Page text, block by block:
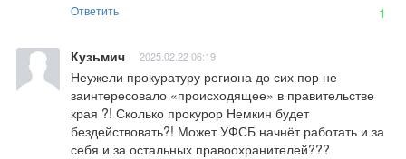
Ответить 1
Кузьмич 2025.02.22 06:19
Неужели прокуратуру региона до сих пор не
заинтересовало «происходящее» в правительстве
края ?! Сколько прокурор Немкин будет
бездействовать?! Может УФСБ начнёт работать и за
себя и за остальных правоохранителей???